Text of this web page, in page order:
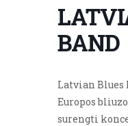
BAND
Latvian Blues
Europos
surengti